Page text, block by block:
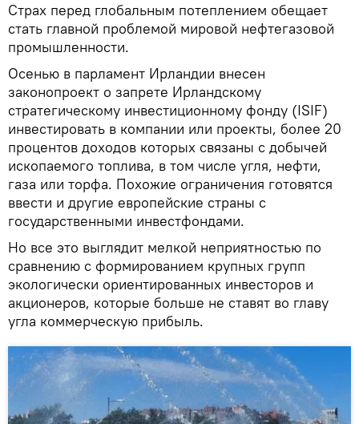
Страх перед глобальным потеплением обещает
стать главной проблемой мировой нефтегазовой
промышленности.
Осенью в парламент Ирландии внесен
законопроект о запрете Ирландскому
стратегическому инвестиционному фонду (ISIF)
инвестировать в компании или проекты, более 20
процентов доходов которых связаны с добычей
ископаемого топлива, в том числе угля, нефти,
газа или торфа. Похожие ограничения готовятся
ввести и другие европейские страны с
государственными инвестфондами.
Но все это выглядит мелкой неприятностью по
сравнению с формированием крупных групп
экологически ориентированных инвесторов и
акционеров, которые больше не ставят во главу
угла коммерческую прибыль.